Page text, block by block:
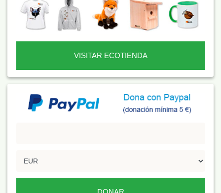
VISITAR ECOTIENDA